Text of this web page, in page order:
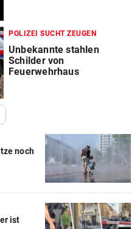
POLIZEI SUCHT ZEUGEN
Unbekannte stahlen
Schilder von
Feuerwehrhaus
noch
ist